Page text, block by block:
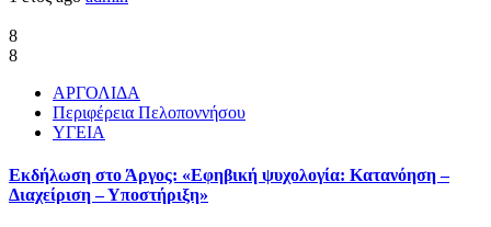
8
8
ΑΡΓΟΛΙΔΑ
Περιφέρεια Πελοποννήσου
ΥΓΕΙΑ
Εκδήλωση στο Άργος: «Εφηβική ψυχολογία: Κατανόηση –
Διαχείριση – Υποστήριξη»